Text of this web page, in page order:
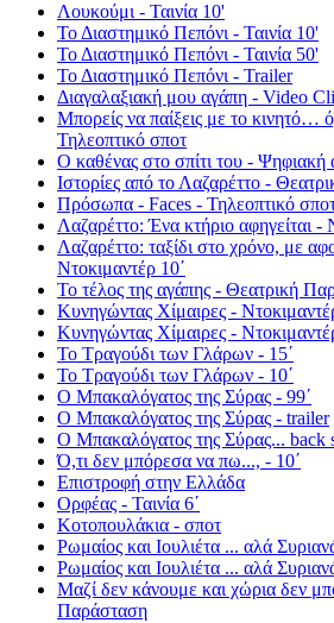
Λουκούμι - Ταινία 10'
Το Διαστημικό Πεπόνι - Ταινία 10'
Το Διαστημικό Πεπόνι - Ταινία 50'
Το Διαστημικό Πεπόνι - Trailer
Διαγαλαξιακή μου αγάπη - Video
Μπορείς να παίξεις με το κινητό…
Τηλεοπτικό σποτ
Ο καθένας στο σπίτι του - Ψηφιακή
Ιστορίες από το Λαζαρέττο -
Πρόσωπα - Faces - Τηλεοπτικό
Λαζαρέττο: Ένα κτήριο αφηγείται -
Λαζαρέττο: ταξίδι στο χρόνο, με
Ντοκιμαντέρ 10΄
Το τέλος της αγάπης - Θεατρική
Κυνηγώντας Χίμαιρες -
Κυνηγώντας Χίμαιρες -
Το Τραγούδι των Γλάρων - 15΄
Το Τραγούδι των Γλάρων - 10΄
Ο Μπακαλόγατος της Σύρας - 99΄
Ο Μπακαλόγατος της Σύρας - trailer
Ο Μπακαλόγατος της Σύρας... back
Ό,τι δεν μπόρεσα να πω..., - 10΄
Επιστροφή στην Ελλάδα
Ορφέας - Ταινία 6΄
Κοτοπουλάκια - σποτ
Ρωμαίος και Ιουλιέτα ... αλά
Ρωμαίος και Ιουλιέτα ... αλά
Μαζί δεν κάνουμε και χώρια δεν
Παράσταση